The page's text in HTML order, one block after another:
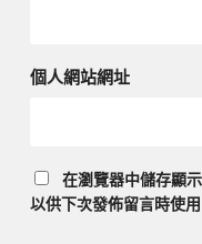
個人網站網址
在瀏覽器中儲存顯
以供下次發佈留言時使用